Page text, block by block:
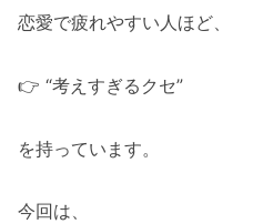
恋愛で疲れやすい人ほど、
👉 “考えすぎるクセ”
を持っています。
今回は、